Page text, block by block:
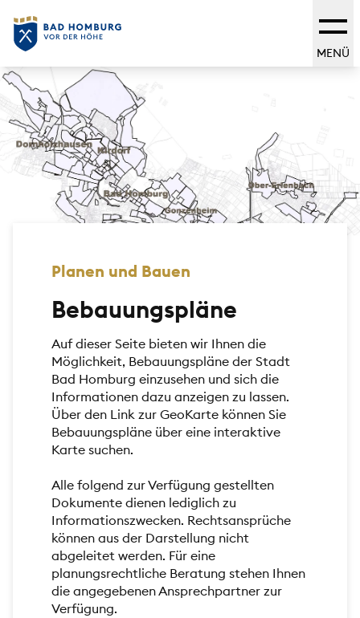
MENÜ
Planen und Bauen
Bebauungspläne
Auf dieser Seite bieten wir Ihnen die
Möglichkeit, Bebauungspläne der Stadt
Bad Homburg einzusehen und sich die
Informationen dazu anzeigen zu lassen.
Über den Link zur GeoKarte können Sie
Bebauungspläne über eine interaktive
Karte suchen.
Alle folgend zur Verfügung gestellten
Dokumente dienen lediglich zu
Informationszwecken. Rechtsansprüche
können aus der Darstellung nicht
abgeleitet werden. Für eine
planungsrechtliche Beratung stehen Ihnen
die angegebenen Ansprechpartner zur
Verfügung.